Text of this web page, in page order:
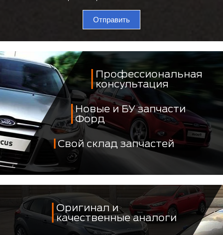
Отправить
Профессиональная
консультация
Новые и БУ запчасти
Форд
Свой склад запчастей
Оригинал и
качественные аналоги